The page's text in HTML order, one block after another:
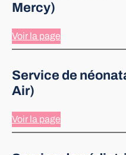
Mercy)
Voir la page
Service de
Air)
Voir la page